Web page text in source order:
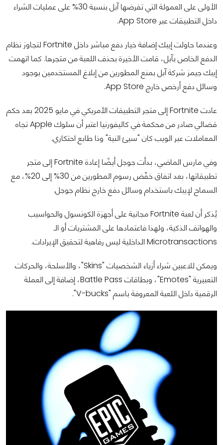
الأولى على العمولة التي تفرضها آبل بنسبة 30% على عمليات الشراء
داخل التطبيقات عبر App Store.
وعندما حاولت إيبك إضافة خيار دفع مباشر داخل Fortnite لتجاوز نظام
الدفع الخاص بآبل، قامت الأخيرة بحذف اللعبة من متجرها. كما اتهمت
إيبك جيمز شركة آبل بمنع المطورين من إبلاغ المستخدمين بوجود
وسائل دفع أرخص خارج App Store.
عادت Fortnite إلى متجر التطبيقات الأمريكي في مايو 2025 بعد حكم
قضائي صادر من محكمة في كاليفورنيا اعتبر أن سلوك Apple تجاه
المعاملات عبر الويب كان "سيئ النية" وذا طابع احتكاري.
وفي مارس الماضي، بدأت جوجل أيضًا إعادة Fortnite إلى متجر
تطبيقاتها، بعد اتفاق خفّض رسوم المطورين من 30% إلى 20%، مع
السماح لإيبك باستخدام وسائل دفع خارج نظام جوجل.
يُذكر أن لعبة Fortnite مجانية على أجهزة الكونسول والحواسيب
والهواتف الذكية، ولهذا فاعتمادها على المشتريات أو الـ
Microtransactions الداخلية ليس رفاهية لتحقيق الإيرادات.
ويمكن للاعبين شراء أزياء الشخصيات "Skins"، والأسلحة، والحركات
التعبيرية "Emotes"، وبطاقات Battle Pass، إضافة إلى العملة
الرقمية داخل اللعبة المعروفة باسم "V-bucks".